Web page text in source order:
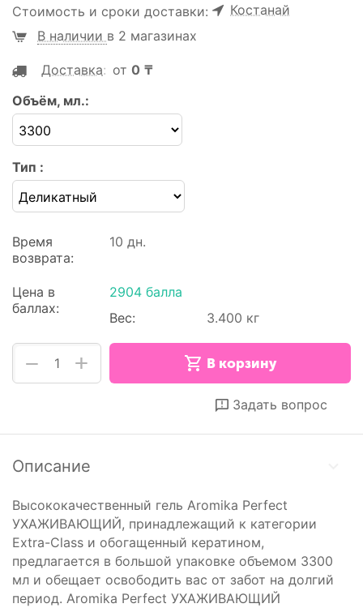
Стоимость и сроки доставки:
Костанай
В наличии в 2 магазинах
Доставка: от 0 ₸
Объём, мл.:
Тип :
Время
возврата:
10 дн.
Цена в
баллах:
2904 балла
Вес:
3.400 кг
+
− В корзину
Задать вопрос
Описание
Высококачественный гель Aromika Perfect
УХАЖИВАЮЩИЙ, принадлежащий к категории
Extra-Class и обогащенный кератином,
предлагается в большой упаковке объемом 3300
мл и обещает освободить вас от забот на долгий
период. Aromika Perfect УХАЖИВАЮЩИЙ